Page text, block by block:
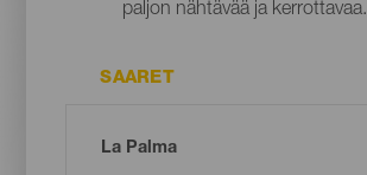
paljon nähtävää ja kerrottavaa.
SAARET